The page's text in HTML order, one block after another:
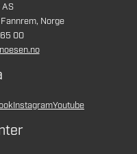
AS
Norge
00
InstagramYoutube